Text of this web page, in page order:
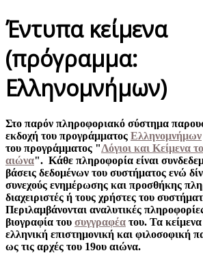
Έντυπα κείμενα
(πρόγραμμα:
Ελληνομνήμων)
Στο παρόν πληροφοριακό σύστημα
εκδοχή του προγράμματος Ελληνομνήμων
του προγράμματος "Λόγιοι και Κείμενα
αιώνα". Κάθε πληροφορία είναι
βάσεις δεδομένων του συστήματος ενώ
συνεχούς ενημέρωσης και προσθήκης
διαχειριστές ή τους χρήστες του
Περιλαμβάνονται αναλυτικές
βιογραφία του συγγραφέα του. Τα
ελληνική επιστημονική και φιλοσοφική
ως τις αρχές του 19ου αιώνα.